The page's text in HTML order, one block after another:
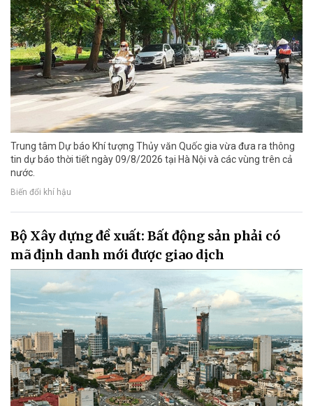
Trung tâm Dự báo Khí tượng Thủy văn Quốc gia vừa đưa ra thông
tin dự báo thời tiết ngày 09/8/2026 tại Hà Nội và các vùng trên cả
nước.
Biến đổi khí hậu
Bộ Xây dựng đề xuất: Bất động sản phải có
mã định danh mới được giao dịch